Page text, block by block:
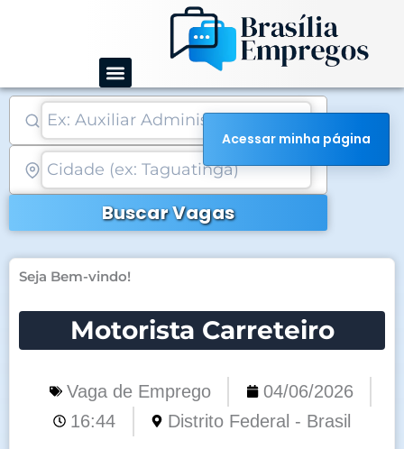
conteúdo
Buscar Vagas
Seja Bem-vindo!
Motorista Carreteiro
Vaga de Emprego
04/06/2026
16:44
Distrito Federal - Brasil
Acessar minha página